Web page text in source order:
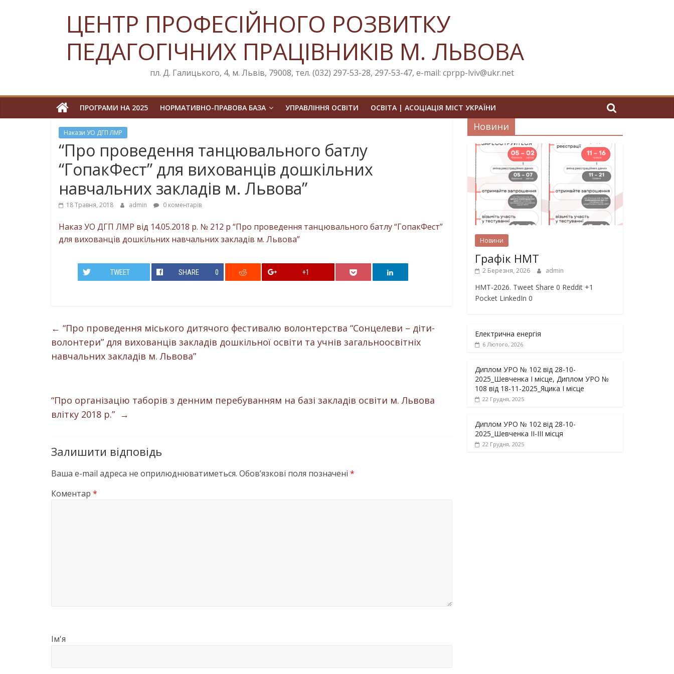
ЦЕНТР ПРОФЕСІЙНОГО РОЗВИТКУ
ПЕДАГОГІЧНИХ ПРАЦІВНИКІВ М. ЛЬВОВА
пл. Д. Галицького, 4, м. Львів, 79008, тел. (032) 297-53-28, 297-53-47, e-mail: cprpp-lviv@ukr.net
ПРОГРАМИ НА 2025 НОРМАТИВНО-ПРАВОВА БАЗА УПРАВЛІННЯ ОСВІТИ ОСВІТА | АСОЦІАЦІЯ МІСТ УКРАЇНИ
Накази УО ДГП ЛМР
“Про проведення танцювального батлу
“ГопакФест” для вихованців дошкільних
навчальних закладів м. Львова”
18 Травня, 2018 admin 0 коментарів
Наказ УО ДГП ЛМР від 14.05.2018 р. № 212 р “Про проведення танцювального батлу “ГопакФест”
для вихованців дошкільних навчальних закладів м. Львова”
TWEET SHARE 0 +1
← “Про проведення міського дитячого фестивалю волонтерства “Сонцелеви – діти-
волонтери” для вихованців закладів дошкільної освіти та учнів загальноосвітніх
навчальних закладів м. Львова”
“Про організацію таборів з денним перебуванням на базі закладів освіти м. Львова
влітку 2018 р.” →
Залишити відповідь
Ваша e-mail адреса не оприлюднюватиметься. Обов’язкові поля позначені *
Коментар *
Ім'я
Новини
Новини
Графік НМТ
2 Березня, 2026 admin
НМТ-2026. Tweet Share 0 Reddit +1
Pocket LinkedIn 0
Електрична енергія
6 Лютого, 2026
Диплом УРО № 102 від 28-10-
2025_Шевченка І місце, Диплом УРО №
108 від 18-11-2025_Яцика І місце
22 Грудня, 2025
Диплом УРО № 102 від 28-10-
2025_Шевченка ІІ-ІІІ місця
22 Грудня, 2025